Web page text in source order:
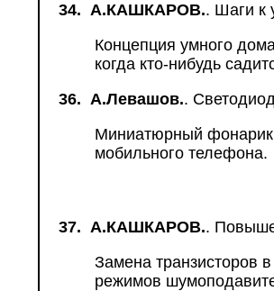
34. А.КАШКАРОВ.. Шаги к
Концепция умного
когда кто-нибудь
36. А.Левашов..
Миниатюрный фонарик
мобильного телефона.
37. А.КАШКАРОВ..
Замена транзисторов
режимов